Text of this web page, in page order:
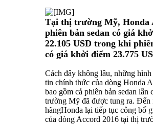
Tại thị trường Mỹ, Honda
phiên bản sedan có giá
22.105 USD trong khi
có giá khởi điểm 23.775
Cách đây không lâu, những
tin chính thức của dòng Honda
bao gồm cả phiên bản sedan lẫn
trường Mỹ đã được tung ra. Đến
hãngHonda lại tiếp tục công bố
của dòng Accord 2016 tại thị